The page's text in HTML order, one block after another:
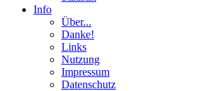
Info
Über...
Danke!
Links
Nutzung
Impressum
Datenschutz